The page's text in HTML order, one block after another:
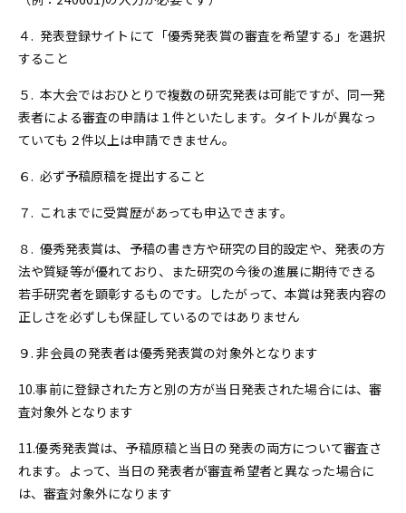
４. 発表登録サイトにて「優秀発表賞の審査を希望する」を選択
すること
５. 本大会ではおひとりで複数の研究発表は可能ですが、同一発
表者による審査の申請は１件といたします。タイトルが異なっ
ていても２件以上は申請できません。
６. 必ず予稿原稿を提出すること
７. これまでに受賞歴があっても申込できます。
８. 優秀発表賞は、予稿の書き方や研究の目的設定や、発表の方
法や質疑等が優れており、また研究の今後の進展に期待できる
若手研究者を顕彰するものです。したがって、本賞は発表内容の
正しさを必ずしも保証しているのではありません
９. 非会員の発表者は優秀発表賞の対象外となります
10.事前に登録された方と別の方が当日発表された場合には、審
査対象外となります
11.優秀発表賞は、予稿原稿と当日の発表の両方について審査さ
れます。よって、当日の発表者が審査希望者と異なった場合に
は、審査対象外になります